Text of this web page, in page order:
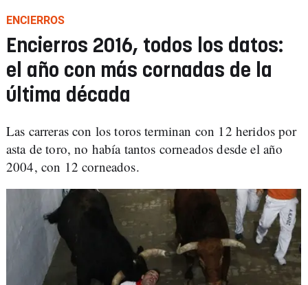
ENCIERROS
Encierros 2016, todos los datos:
el año con más cornadas de la
última década
Las carreras con los toros terminan con 12 heridos por
asta de toro, no había tantos corneados desde el año
2004, con 12 corneados.